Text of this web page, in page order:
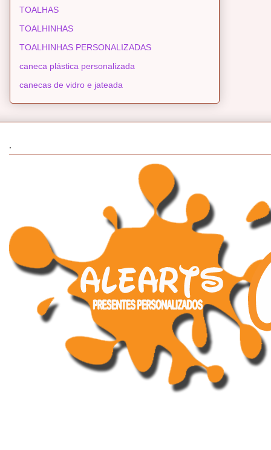
TOALHAS
TOALHINHAS
TOALHINHAS PERSONALIZADAS
caneca plástica personalizada
canecas de vidro e jateada
.